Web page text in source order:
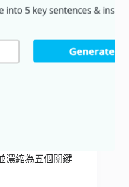
濃縮為五個關鍵